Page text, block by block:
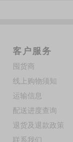
客户服务
囤货商
线上购物须知
运输信息
配送进度查询
退货及退款政策
联系我们